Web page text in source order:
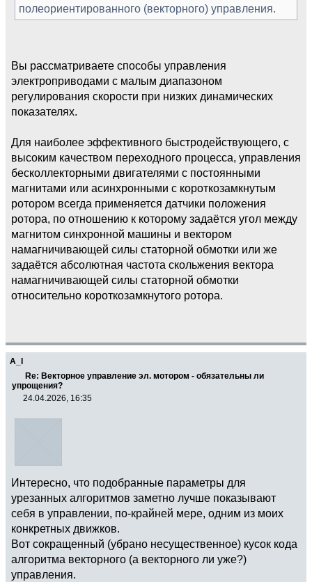
полеориентированного (векторного) управления.
Вы рассматриваете способы управления
электроприводами с малым диапазоном
регулирования скорости при низких динамических
показателях.
Для наиболее эффективного быстродействующего, с
высоким качеством переходного процесса, управления
бесколлекторными двигателями с постоянными
магнитами или асинхронными с короткозамкнутым
ротором всегда применяется датчики положения
ротора, по отношению к которому задаётся угол между
магнитом синхронной машины и вектором
намагничивающей силы статорной обмотки или же
задаётся абсолютная частота скольжения вектора
намагничивающей силы статорной обмотки
относительно короткозамкнутого ротора.
A_I
Re: Векторное управление эл. мотором - обязательны ли
упрощения?
24.04.2026, 16:35
Интересно, что подобранные параметры для
урезанных алгоритмов заметно лучше показывают
себя в управлении, по-крайней мере, одним из моих
конкретных движков.
Вот сокращенный (убрано несущественное) кусок кода
алгоритма векторного (а векторного ли уже?)
управления.